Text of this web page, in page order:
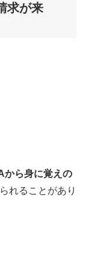
求が来
から身に覚えの
れることがあり